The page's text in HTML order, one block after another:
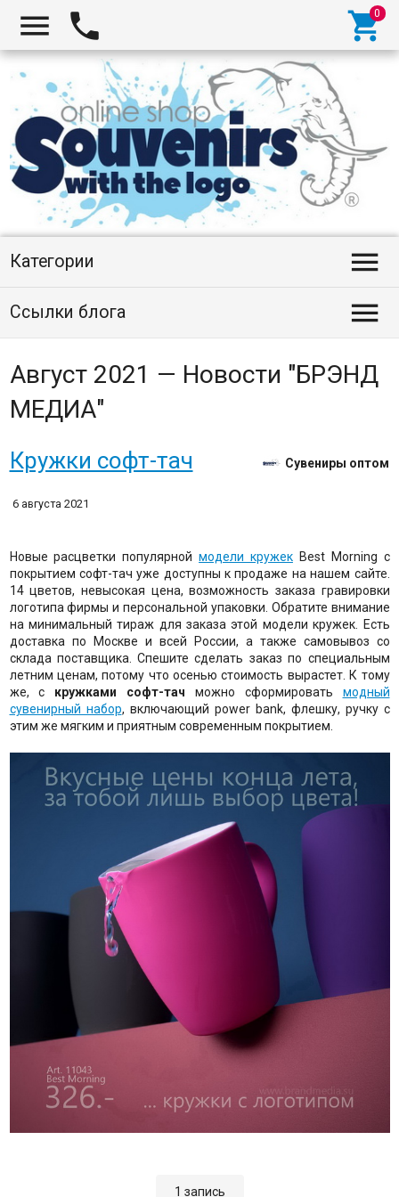
  
Категории 
Ссылки блога 
Август 2021 — Новости "БРЭНД
МЕДИА"
Кружки софт-тач Сувениры оптом
6 августа 2021
Новые расцветки популярноймодели кружекBest Morning с
покрытием софт-тач уже доступны к продаже на нашем сайте.
14 цветов, невысокая цена, возможность заказа гравировки
логотипа фирмы и персональной упаковки. Обратите внимание
на минимальный тираж для заказа этой модели кружек. Есть
доставка по Москве и всей России, а также самовывоз со
склада поставщика. Спешите сделать заказ по специальным
летним ценам, потому что осенью стоимость вырастет. К тому
же, с кружками софт-тач можно сформировать модный
сувенирный набор, включающий power bank, флешку, ручку с
этим же мягким и приятным современным покрытием.
1 запись